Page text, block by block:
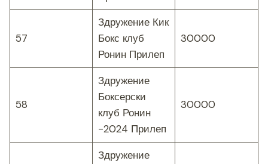
57
Здружение Кик
Бокс клуб
Ронин Прилеп
30000
58
Здружение
Боксерски
клуб Ронин
-2024 Прилеп
30000
Здружение